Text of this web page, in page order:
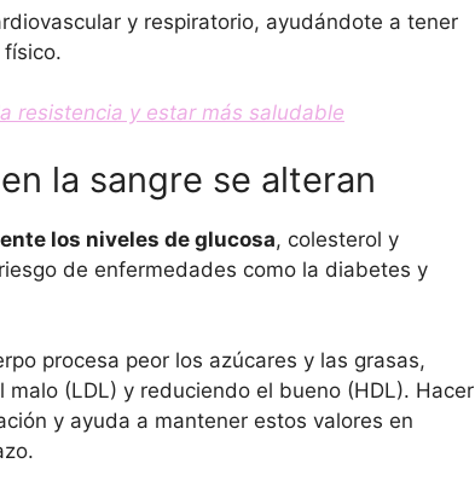
y respiratorio, ayudándote a tener
resistencia y estar más saludable
la sangre se alteran
los niveles de glucosa, colesterol y
de enfermedades como la diabetes y
procesa peor los azúcares y las grasas,
(LDL) y reduciendo el bueno (HDL). Hacer
y ayuda a mantener estos valores en